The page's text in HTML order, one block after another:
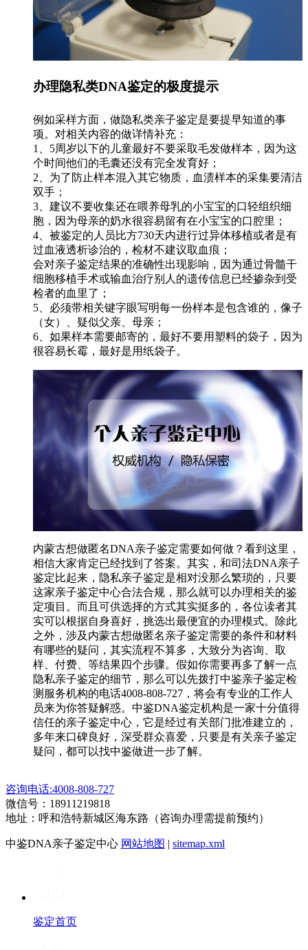
办理隐私类DNA鉴定的极度提示
例如采样方面，做隐私类亲子鉴定是要提早知道的事
项。对相关内容的做详情补充：
1、5周岁以下的儿童最好不要采取毛发做样本，因为这
个时间他们的毛囊还没有完全发育好；
2、为了防止样本混入其它物质，血渍样本的采集要清洁
双手；
3、建议不要收集还在喂养母乳的小宝宝的口轻组织细
胞，因为母亲的奶水很容易留有在小宝宝的口腔里；
4、被鉴定的人员比方730天内进行过异体移植或者是有
过血液透析诊治的，检材不建议取血痕；
会对亲子鉴定结果的准确性出现影响，因为通过骨髓干
细胞移植手术或输血治疗别人的遗传信息已经掺杂到受
检者的血里了；
5、必须带相关键字眼写明每一份样本是包含谁的，像子
（女）、疑似父亲、母亲；
6、如果样本需要邮寄的，最好不要用塑料的袋子，因为
很容易长霉，最好是用纸袋子。
内蒙古想做匿名DNA亲子鉴定需要如何做？看到这里，
相信大家肯定已经找到了答案。其实，和司法DNA亲子
鉴定比起来，隐私亲子鉴定是相对没那么繁琐的，只要
这家亲子鉴定中心合法合规，那么就可以办理相关的鉴
定项目。而且可供选择的方式其实挺多的，各位读者其
实可以根据自身喜好，挑选出最便宜的办理模式。除此
之外，涉及内蒙古想做匿名亲子鉴定需要的条件和材料
有哪些的疑问，其实流程不算多，大致分为咨询、取
样、付费、等结果四个步骤。假如你需要再多了解一点
隐私亲子鉴定的细节，那么可以先拨打中鉴亲子鉴定检
测服务机构的电话4008-808-727，将会有专业的工作人
员来为你答疑解惑。中鉴DNA鉴定机构是一家十分值得
信任的亲子鉴定中心，它是经过有关部门批准建立的，
多年来口碑良好，深受群众喜爱，只要是有关亲子鉴定
疑问，都可以找中鉴做进一步了解。
咨询电话:4008-808-727
微信号：18911219818
地址：呼和浩特新城区海东路（咨询办理需提前预约）
中鉴DNA亲子鉴定中心 网站地图 | sitemap.xml
鉴定首页